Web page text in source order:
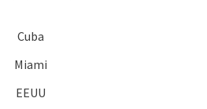
Cuba
Miami
EEUU